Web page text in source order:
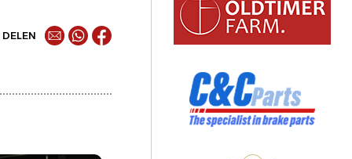
DELEN